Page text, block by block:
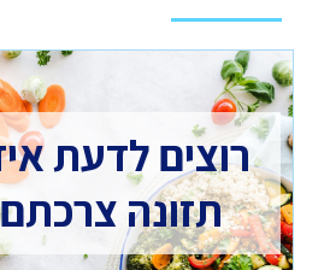
רוצים לדעת
תזונה